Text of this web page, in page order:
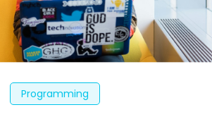
Programming